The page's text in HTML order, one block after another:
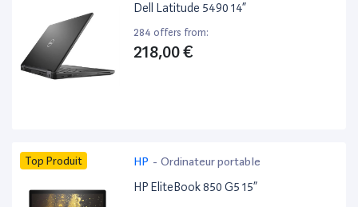
Dell Latitude 5490 14”
284 offers from:
218,00 €
Top Produit HP - Ordinateur portable
HP EliteBook 850 G5 15”